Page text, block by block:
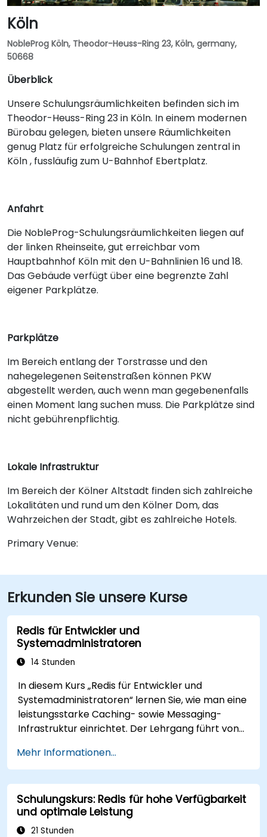
Köln
NobleProg Köln, Theodor-Heuss-Ring 23, Köln, germany,
50668
Überblick
Unsere Schulungsräumlichkeiten befinden sich im
Theodor-Heuss-Ring 23 in Köln. In einem modernen
Bürobau gelegen, bieten unsere Räumlichkeiten
genug Platz für erfolgreiche Schulungen zentral in
Köln , fussläufig zum U-Bahnhof Ebertplatz.
Anfahrt
Die NobleProg-Schulungsräumlichkeiten liegen auf
der linken Rheinseite, gut erreichbar vom
Hauptbahnhof Köln mit den U-Bahnlinien 16 und 18.
Das Gebäude verfügt über eine begrenzte Zahl
eigener Parkplätze.
Parkplätze
Im Bereich entlang der Torstrasse und den
nahegelegenen Seitenstraßen können PKW
abgestellt werden, auch wenn man gegebenenfalls
einen Moment lang suchen muss. Die Parkplätze sind
nicht gebührenpflichtig.
Lokale Infrastruktur
Im Bereich der Kölner Altstadt finden sich zahlreiche
Lokalitäten und rund um den Kölner Dom, das
Wahrzeichen der Stadt, gibt es zahlreiche Hotels.
Primary Venue:
Erkunden Sie unsere Kurse
Redis für Entwickler und
Systemadministratoren
14 Stunden
In diesem Kurs „Redis für Entwickler und
Systemadministratoren“ lernen Sie, wie man eine
leistungsstarke Caching- sowie Messaging-
Infrastruktur einrichtet. Der Lehrgang führt von
Datenmodellierung, Performance-Optimierung
bis hin zu bewährten Operierungsmethoden und
dem Skalieren auf mehrere Instanzen. Er richtet
sich an Backend-Entwickler, DevOps-Ingenieure,
Datenbankadministratoren sowie Infrastruktur-
Spezialisten, die In-Memory-Datenspeicher
Mehr Informationen...
Schulungskurs: Redis für hohe Verfügbarkeit
und optimale Leistung
21 Stunden